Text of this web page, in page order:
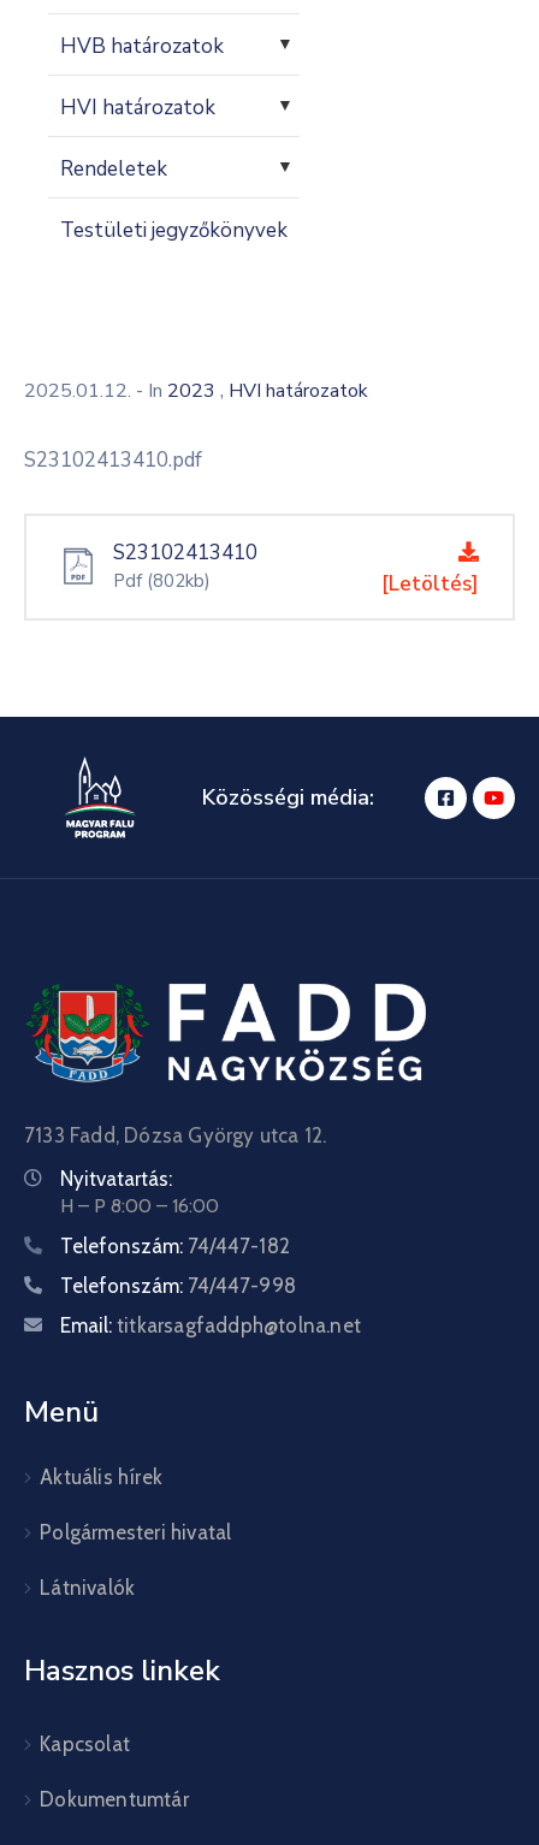
HVB határozatok ▼
HVI határozatok ▼
Rendeletek ▼
Testületi jegyzőkönyvek
2025.01.12. - In 2023 , HVI határozatok
S23102413410.pdf
S23102413410
Pdf (802kb) [Letöltés]
Közösségi média:
7133 Fadd, Dózsa György utca 12.
Nyitvatartás:
H – P 8:00 – 16:00
Telefonszám: 74/447-182
Telefonszám: 74/447-998
Email: titkarsagfaddph@tolna.net
Menü
Aktuális hírek
Polgármesteri hivatal
Látnivalók
Hasznos linkek
Kapcsolat
Dokumentumtár